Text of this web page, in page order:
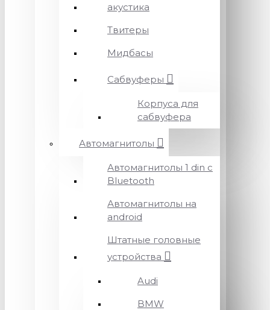
акустика
Твитеры
Мидбасы
Сабвуферы
Корпуса для
сабвуфера
Автомагнитолы
Автомагнитолы 1 din с
Bluetooth
Автомагнитолы на
android
Штатные головные
устройства
Audi
BMW